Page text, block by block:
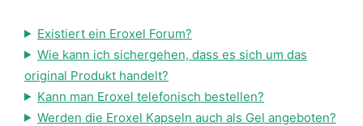
Existiert ein Eroxel Forum?
Wie kann ich sichergehen, dass es sich um das
original Produkt handelt?
Kann man Eroxel telefonisch bestellen?
Werden die Eroxel Kapseln auch als Gel angeboten?